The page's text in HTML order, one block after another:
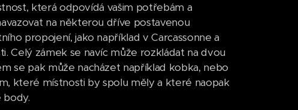
která odpovídá vašim potřebám a
na některou dříve postavenou
propojení, jako například v Carcassonne a
Celý zámek se navíc může rozkládat na dvou
se pak může nacházet například kobka, nebo
které místnosti by spolu měly a které naopak
body.